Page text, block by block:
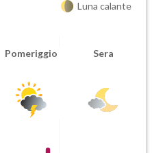
Luna calante
Pomeriggio Sera